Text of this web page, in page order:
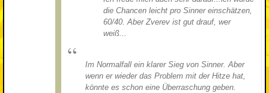
die Chancen leicht pro Sinner einschätzen,
60/40. Aber Zverev ist gut drauf, wer
weiß...
Im Normalfall ein klarer Sieg von Sinner. Aber
wenn er wieder das Problem mit der Hitze hat,
könnte es schon eine Überraschung geben.